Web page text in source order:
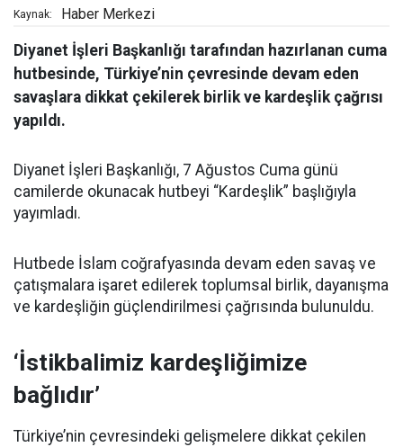
Kaynak: Haber Merkezi
Diyanet İşleri Başkanlığı tarafından hazırlanan cuma
hutbesinde, Türkiye’nin çevresinde devam eden
savaşlara dikkat çekilerek birlik ve kardeşlik çağrısı
yapıldı.
Diyanet İşleri Başkanlığı, 7 Ağustos Cuma günü
camilerde okunacak hutbeyi “Kardeşlik” başlığıyla
yayımladı.
Hutbede İslam coğrafyasında devam eden savaş ve
çatışmalara işaret edilerek toplumsal birlik, dayanışma
ve kardeşliğin güçlendirilmesi çağrısında bulunuldu.
‘İstikbalimiz kardeşliğimize
bağlıdır’
Türkiye’nin çevresindeki gelişmelere dikkat çekilen